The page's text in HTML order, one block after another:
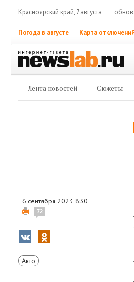
Красноярский край, 7 августа
Погода в августе Карта
Лента новостей Сюжеты
6 сентября 2023 8:30
72
Авто